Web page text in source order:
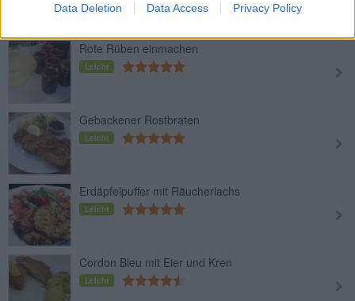
Data Deletion Data Access Privacy Policy
Rote Rüben einmachen
Leicht
Gebackener Rostbraten
Leicht
Erdäpfelpuffer mit Räucherlachs
Leicht
Cordon Bleu mit Eier und Kren
Leicht